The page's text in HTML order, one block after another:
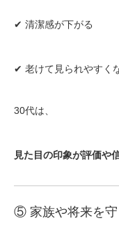
✔ 清潔感が下がる
✔ 老けて見られやすく
30代は、
見た目の印象が評価や
⑤ 家族や将来を守